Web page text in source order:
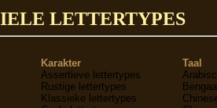
LETTERTYPES
Karakter
Assertieve lettertypes
Rustige lettertypes
Klassieke lettertypes
Taal